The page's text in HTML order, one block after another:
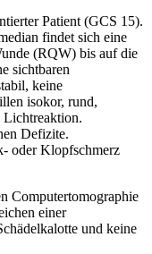
Patient (GCS 15).
findet sich eine
(RQW) bis auf die
sichtbaren
keine
isokor, rund,
Lichtreaktion.
Defizite.
oder Klopfschmerz
Computertomographie
einer
und keine